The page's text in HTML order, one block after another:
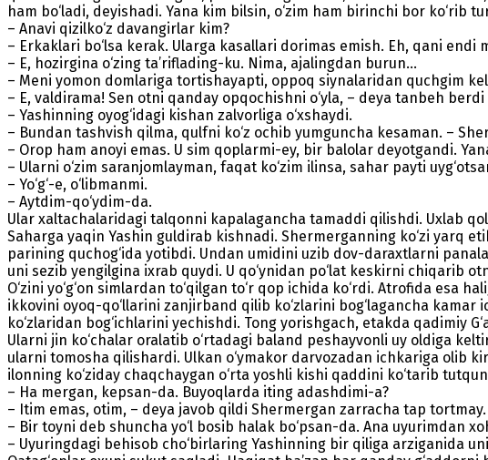
ham bo‘ladi, deyishadi. Yana kim bilsin, o‘zim ham birinchi bor ko‘rib
– Anavi qizilko‘z davangirlar kim?
– Erkaklari bo‘lsa kerak. Ularga kasallari dorimas emish. Eh, qani
– E, hozirgina o‘zing ta’riflading-ku. Nima, ajalingdan burun...
– Meni yomon domlariga tortishayapti, oppoq siynalaridan quchgim
– E, valdirama! Sen otni qanday opqochishni o‘yla, – deya tanbeh
– Yashinning oyog‘idagi kishan zalvorliga o‘xshaydi.
– Bundan tashvish qilma, qulfni ko‘z ochib yumguncha kesaman. –
– Orop ham anoyi emas. U sim qoplarmi-ey, bir balolar deyotgandi.
– Ularni o‘zim saranjomlayman, faqat ko‘zim ilinsa, sahar payti
– Yo‘g‘-e, o‘libmanmi.
– Aytdim-qo‘ydim-da.
Ular xaltachalaridagi talqonni kapalagancha tamaddi qilishdi. Uxlab
Saharga yaqin Yashin guldirab kishnadi. Shermerganning ko‘zi yarq
parining quchog‘ida yotibdi. Undan umidini uzib dov-daraxtlarni
uni sezib yengilgina ixrab quydi. U qo‘ynidan po‘lat keskirni chiqarib
O‘zini yo‘g‘on simlardan to‘qilgan to‘r qop ichida ko‘rdi. Atrofida
ikkovini oyoq-qo‘llarini zanjirband qilib ko‘zlarini bog‘lagancha
ko‘zlaridan bog‘ichlarini yechishdi. Tong yorishgach, etakda qadimiy
Ularni jin ko‘chalar oralatib o‘rtadagi baland peshayvonli uy oldiga
ularni tomosha qilishardi. Ulkan o‘ymakor darvozadan ichkariga olib
ilonning ko‘ziday chaqchaygan o‘rta yoshli kishi qaddini ko‘tarib
– Ha mergan, kepsan-da. Buyoqlarda iting adash­dimi-a?
– Itim emas, otim, – deya javob qildi Shermergan zarracha tap tortmay.
– Bir toyni deb shuncha yo‘l bosib halak bo‘psan-da. Ana uyurimdan
– Uyuringdagi behisob cho‘birlaring Yashinning bir qiliga arziganida